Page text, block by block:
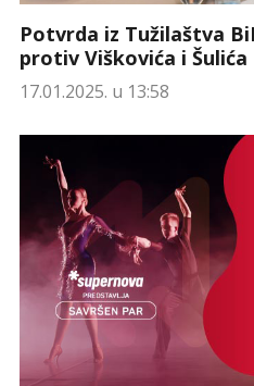
Potvrda iz Tužilaštva
protiv Viškovića i Šulića
17.01.2025. u 13:58